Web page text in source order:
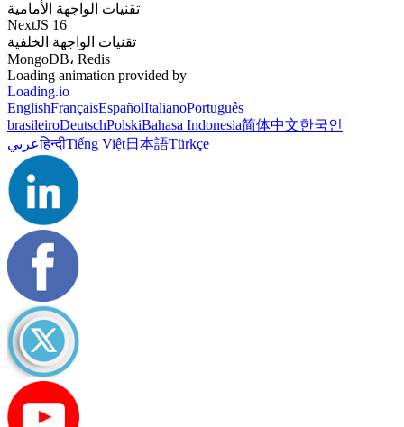
تقنيات الواجهة الأمامية
NextJS 16
تقنيات الواجهة الخلفية
MongoDB، Redis
Loading animation provided by
Loading.io
EnglishFrançaisEspañolItalianoPortuguês
brasileiroDeutschPolskiBahasa Indonesia简体中文한국인
عربيहिन्दीTiếng Việt日本語Türkçe